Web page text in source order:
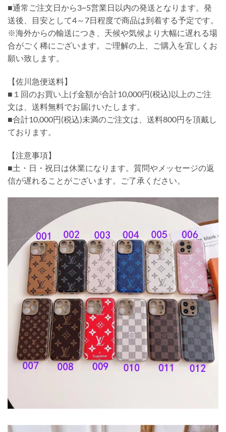
■通常ご注文日から3~5営業日以内の発送となります。発
送後、目安として4～7日程度で商品は到着する予定です。
※海外からの輸送につき、天候や気候より大幅に遅れる場
合がごく稀にございます。ご理解の上、ご購入を宜しくお
願い致します。
【佐川急便送料】
■１回のお買い上げ金額が合計10,000円(税込)以上のご注
文は、送料無料でお届けいたします。
■合計10,000円(税込)未満のご注文は、送料800円を頂戴し
ております。
【注意事項】
■土・日・祝日は休業になります。質問やメッセージの返
信が遅れることがございます。ご了承ください。